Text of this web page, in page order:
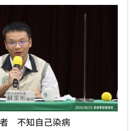
不知自己染病